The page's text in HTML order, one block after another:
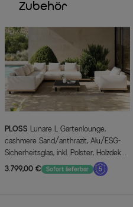
Zubehör
PLOSS
cashmere Sand/anthrazit, Alu/ESG-
Sicherheitsglas, inkl. Polster, Holzdekor,
Quick Dry Foam
3.799,00 € Sofort lieferbar